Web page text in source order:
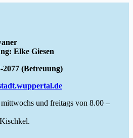
Elke Giesen
2077 (Betreuung)
und freitags von 8.00 –